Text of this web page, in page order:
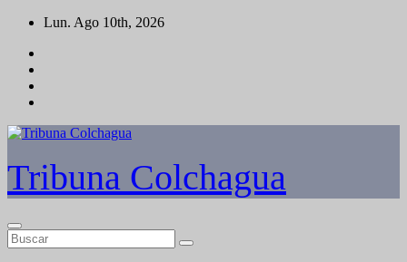
Saltar
contenido
Lun. Ago 10th, 2026
Tribuna Colchagua